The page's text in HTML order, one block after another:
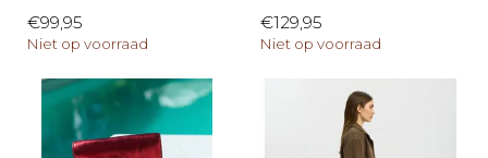
€99,95
Niet op voorraad
€129,95
Niet op voorraad